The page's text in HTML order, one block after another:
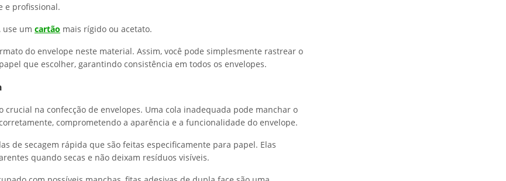
e profissional.
use um cartão mais rígido ou acetato.
do envelope neste material. Assim, você pode simplesmente rastrear o
que escolher, garantindo consistência em todos os envelopes.
crucial na confecção de envelopes. Uma cola inadequada pode manchar o
comprometendo a aparência e a funcionalidade do envelope.
de secagem rápida que são feitas especificamente para papel. Elas
quando secas e não deixam resíduos visíveis.